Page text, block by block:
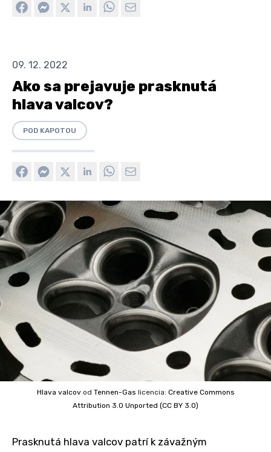
09. 12. 2022
Ako sa prejavuje prasknutá
hlava valcov?
POD KAPOTOU
Hlava valcov od Tennen-Gas licencia: Creative Commons
Attribution 3.0 Unported (CC BY 3.0)
Prasknutá hlava valcov patrí k závažným